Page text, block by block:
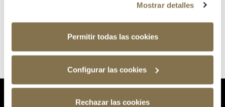
Mostrar detalles
Permitir todas las cookies
Configurar las cookies
Rechazar las cookies